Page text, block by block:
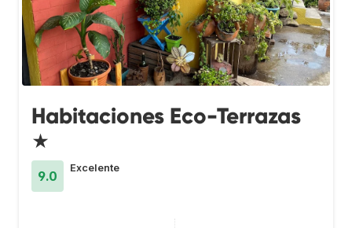
Habitaciones Eco-Terrazas
★
9.0
Excelente